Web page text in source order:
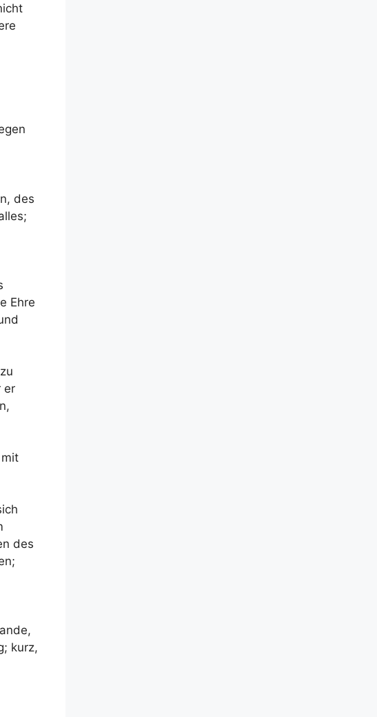
des
Ehre
er
des
kurz,